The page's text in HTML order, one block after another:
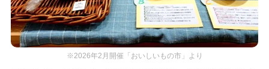
※2026年2月開催「おいしいもの市」より